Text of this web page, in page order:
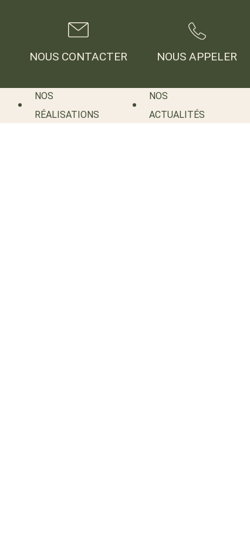
NOUS CONTACTER NOUS APPELER
NOS
RÉALISATIONS
NOS
ACTUALITÉS